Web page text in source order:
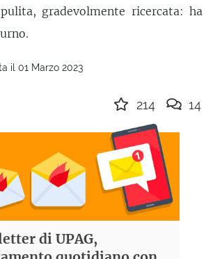
gradevolmente ricercata: ha
il 01 Marzo 2023
214 14
di UPAG,